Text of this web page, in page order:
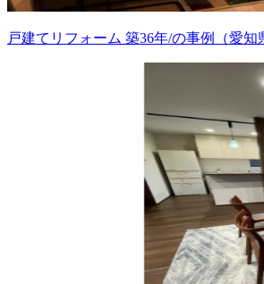
戸建てリフォーム 築36年/の事例（愛知